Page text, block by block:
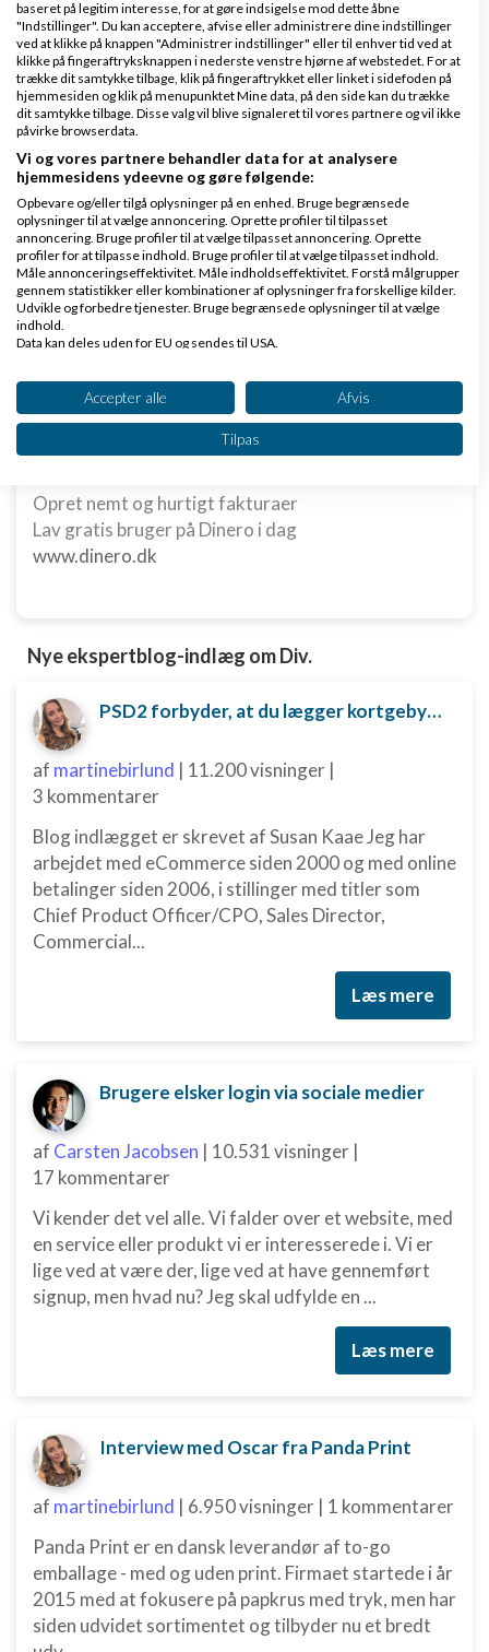
2 svar
Klar lønnen med Danløn
Lav løn på et øjeblik–nemt, sikkert
og billigt. Opret gratis konto.
www.danlon.dk/
Køb en virksomhed
kunder og omsætning hos Saxis
www.saxis.dk
Opret nemt og hurtigt fakturaer
Lav gratis bruger på Dinero i dag
www.dinero.dk
Nye ekspertblog-indlæg om Div.
PSD2 forbyder, at du lægger kortgebyret ud til dine kunder fra 1. januar 2018
af martinebirlund | 11.200 visninger |
3 kommentarer
Blog indlægget er skrevet af Susan Kaae Jeg har
arbejdet med eCommerce siden 2000 og med online
betalinger siden 2006, i stillinger med titler som
Chief Product Officer/CPO, Sales Director,
Commercial...
Læs mere
Brugere elsker login via sociale medier
af Carsten Jacobsen | 10.531 visninger |
17 kommentarer
Vi kender det vel alle. Vi falder over et website, med
en service eller produkt vi er interesserede i. Vi er
lige ved at være der, lige ved at have gennemført
signup, men hvad nu? Jeg skal udfylde en ...
Læs mere
Interview med Oscar fra Panda Print
af martinebirlund | 6.950 visninger | 1 kommentarer
Panda Print er en dansk leverandør af to-go
emballage - med og uden print. Firmaet startede i år
2015 med at fokusere på papkrus med tryk, men har
siden udvidet sortimentet og tilbyder nu et bredt
baseret på legitim interesse, for at gøre indsigelse mod dette åbne
"Indstillinger". Du kan acceptere, afvise eller administrere dine indstillinger
ved at klikke på knappen "Administrer indstillinger" eller til enhver tid ved at
klikke på fingeraftryksknappen i nederste venstre hjørne af webstedet. For at
trække dit samtykke tilbage, klik på fingeraftrykket eller linket i sidefoden på
hjemmesiden og klik på menupunktet Mine data, på den side kan du trække
dit samtykke tilbage. Disse valg vil blive signaleret til vores partnere og vil ikke
påvirke browserdata.
Vi og vores partnere behandler data for at analysere
hjemmesidens ydeevne og gøre følgende:
Opbevare og/eller tilgå oplysninger på en enhed. Bruge begrænsede
oplysninger til at vælge annoncering. Oprette profiler til tilpasset
annoncering. Bruge profiler til at vælge tilpasset annoncering. Oprette
profiler for at tilpasse indhold. Bruge profiler til at vælge tilpasset indhold.
Måle annonceringseffektivitet. Måle indholdseffektivitet. Forstå målgrupper
gennem statistikker eller kombinationer af oplysninger fra forskellige kilder.
Udvikle og forbedre tjenester. Bruge begrænsede oplysninger til at vælge
indhold.
Data kan deles uden for EU og sendes til USA.
Se partnerliste (2 IAB-leverandører)
Vi bruger dine data til følgende formål:
IAB's behandlingsformål:
enhed
Bruge begrænsede oplysninger til at vælge
annoncering
Bruge profiler til at vælge tilpasset
Oprette profiler for at tilpasse indhold
Bruge profiler til at vælge tilpasset indhold
Måle indholdseffektivitet
Forstå målgrupper gennem statistikker eller
kombinationer af oplysninger fra forskellige
kilder
IAB Special Features:
Bruge præcise geografiske
placeringsoplysninger
Identificere enheder baseret på aktivt
Ikke-IAB-behandlingsformål:
Nødvendig
Ydeevne
Accepter alle Afvis
Tilpas